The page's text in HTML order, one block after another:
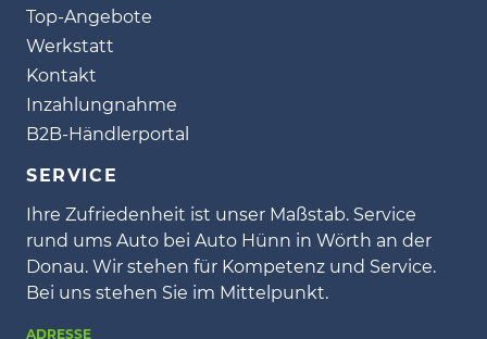
Top-Angebote
Werkstatt
Kontakt
Inzahlungnahme
B2B-Händlerportal
SERVICE
Ihre Zufriedenheit ist unser Maßstab. Service
rund ums Auto bei Auto Hünn in Wörth an der
Donau. Wir stehen für Kompetenz und Service.
Bei uns stehen Sie im Mittelpunkt.
ADRESSE